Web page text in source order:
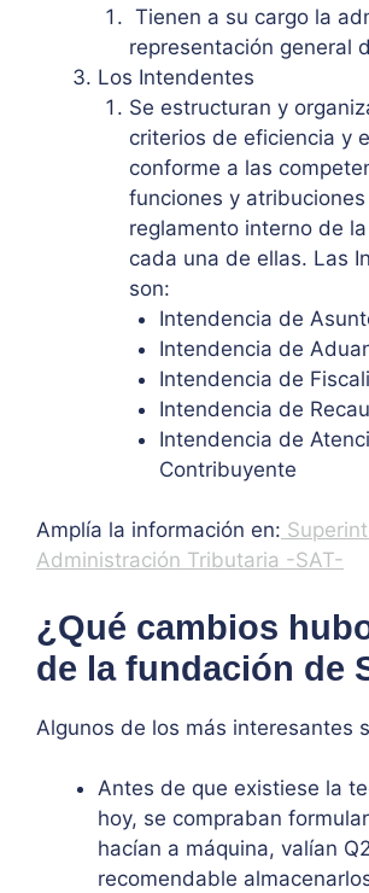
Tienen a su cargo la
representación general
Los Intendentes
Se estructuran y
criterios de eficiencia y
conforme a las
funciones y atribuciones
reglamento interno de
cada una de ellas. Las
son:
Intendencia de
Intendencia de
Intendencia de
Intendencia de
Intendencia de
Contribuyente
Amplía la información en:
Administración Tributaria -SAT-
¿Qué cambios
de la fundación de
Algunos de los más interesantes
Antes de que existiese la
hoy, se compraban
hacían a máquina, valían
recomendable